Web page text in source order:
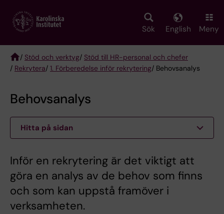
main
Sök English Meny
Breadcrumb
/ Stöd och verktyg/ Stöd till HR-personal och chefer
/ Rekrytera/ 1. Förberedelse inför rekrytering/ Behovsanalys
Behovsanalys
Hitta på sidan
Inför en rekrytering är det viktigt att
göra en analys av de behov som finns
och som kan uppstå framöver i
verksamheten.